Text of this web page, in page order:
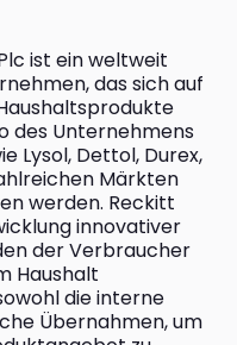
ist ein weltweit
das sich auf
des Unternehmens
Lysol, Dettol, Durex,
Märkten
werden. Reckitt
innovativer
der Verbraucher
Haushalt
die interne
Übernahmen, um